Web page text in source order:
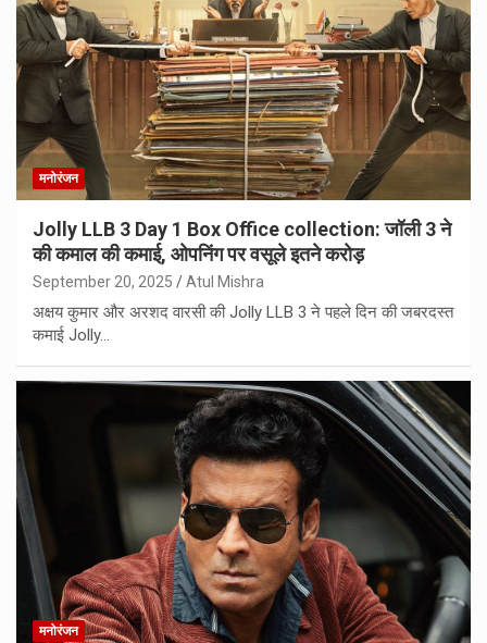
मनोरंजन
Jolly LLB 3 Day 1 Box Office collection: जॉली 3 ने
की कमाल की कमाई, ओपनिंग पर वसूले इतने करोड़
September 20, 2025 Atul Mishra
अक्षय कुमार और अरशद वारसी की Jolly LLB 3 ने पहले दिन की जबरदस्त
कमाई Jolly…
मनोरंजन